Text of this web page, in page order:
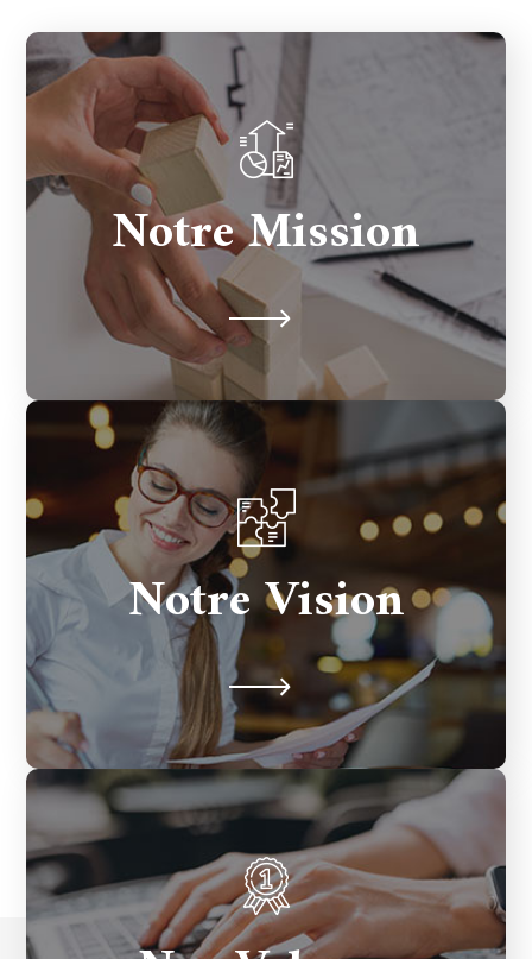
Notre Mission
Accompagner entreprises et
professionnels avec des services digitaux
sur mesure, performants et humains.
Notre Vision
Devenir partenaire digital de référence,
créant des solutions innovantes et
performantes pour entreprises.
Innovation, transparence et excellence au
service de projets digitaux performants,